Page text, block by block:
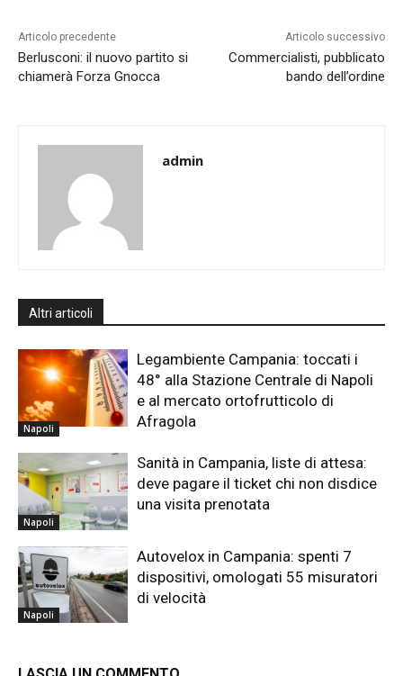
Articolo precedente
Berlusconi: il nuovo partito si
chiamerà Forza Gnocca
Articolo successivo
Commercialisti, pubblicato
bando dell’ordine
admin
Altri articoli
Napoli
Legambiente Campania: toccati i
48° alla Stazione Centrale di Napoli
e al mercato ortofrutticolo di
Afragola
Napoli
Sanità in Campania, liste di attesa:
deve pagare il ticket chi non disdice
una visita prenotata
Napoli
Autovelox in Campania: spenti 7
dispositivi, omologati 55 misuratori
di velocità